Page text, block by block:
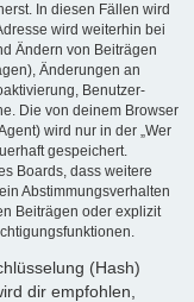
In diesen Fällen wird
wird weiterhin bei
Ändern von Beiträgen
Änderungen an
Benutzer-
Die von deinem Browser
wird nur in der „Wer
gespeichert.
Boards, dass weitere
Abstimmungsverhalten
Beiträgen oder explizit
(Hash)
dir empfohlen,